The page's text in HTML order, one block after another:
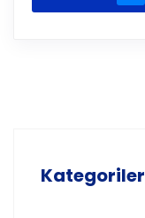
Kategoriler